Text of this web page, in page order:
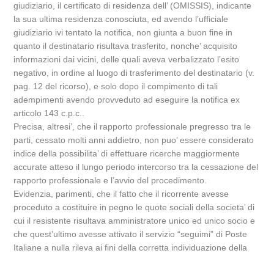
giudiziario, il certificato di residenza dell’ (OMISSIS), indicante
la sua ultima residenza conosciuta, ed avendo l’ufficiale
giudiziario ivi tentato la notifica, non giunta a buon fine in
quanto il destinatario risultava trasferito, nonche’ acquisito
informazioni dai vicini, delle quali aveva verbalizzato l’esito
negativo, in ordine al luogo di trasferimento del destinatario (v.
pag. 12 del ricorso), e solo dopo il compimento di tali
adempimenti avendo provveduto ad eseguire la notifica ex
articolo 143 c.p.c..
Precisa, altresi’, che il rapporto professionale pregresso tra le
parti, cessato molti anni addietro, non puo’ essere considerato
indice della possibilita’ di effettuare ricerche maggiormente
accurate atteso il lungo periodo intercorso tra la cessazione del
rapporto professionale e l’avvio del procedimento.
Evidenzia, parimenti, che il fatto che il ricorrente avesse
proceduto a costituire in pegno le quote sociali della societa’ di
cui il resistente risultava amministratore unico ed unico socio e
che quest’ultimo avesse attivato il servizio “seguimi” di Poste
Italiane a nulla rileva ai fini della corretta individuazione della